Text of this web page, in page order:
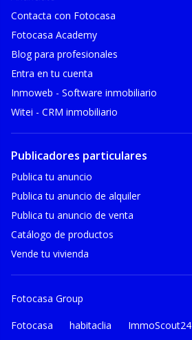
Contacta con Fotocasa
Fotocasa Academy
Blog para profesionales
Entra en tu cuenta
Inmoweb - Software inmobiliario
Witei - CRM inmobiliario
Publicadores particulares
Publica tu anuncio
Publica tu anuncio de alquiler
Publica tu anuncio de venta
Catálogo de productos
Vende tu vivienda
Fotocasa Group
Fotocasa habitaclia ImmoScout24